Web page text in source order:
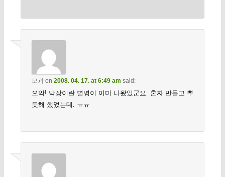
모과on 2008. 04. 17. at 6:49 am said:
으악! 막장이란 별명이 이미 나왔었군요. 혼자 만들고 뿌
듯해 했었는데. ㅠㅠ